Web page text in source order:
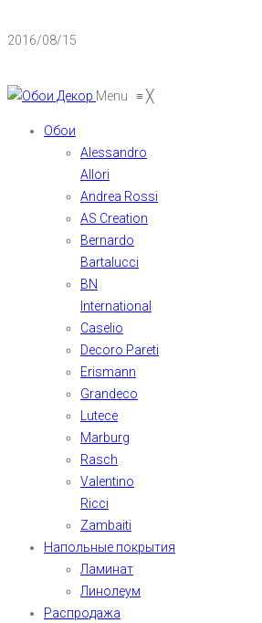
2016/08/15
Menu ≡╳
Обои
Alessandro
Allori
Andrea Rossi
AS Creation
Bernardo
Bartalucci
BN
International
Caselio
Decoro Pareti
Erismann
Grandeco
Lutece
Marburg
Rasch
Valentino
Ricci
Zambaiti
Напольные покрытия
Ламинат
Линолеум
Распродажа